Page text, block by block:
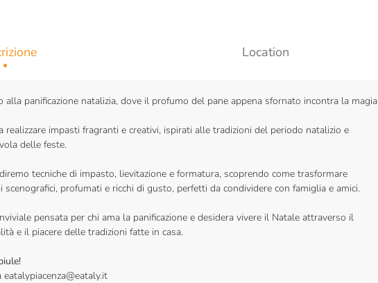
Location
alla panificazione natalizia, dove il profumo del pane appena sfornato incontra la magia
realizzare impasti fragranti e creativi, ispirati alle tradizioni del periodo natalizio e
delle feste.
tecniche di impasto, lievitazione e formatura, scoprendo come trasformare
profumati e ricchi di gusto, perfetti da condividere con famiglia e amici.
pensata per chi ama la panificazione e desidera vivere il Natale attraverso il
e il piacere delle tradizioni fatte in casa.